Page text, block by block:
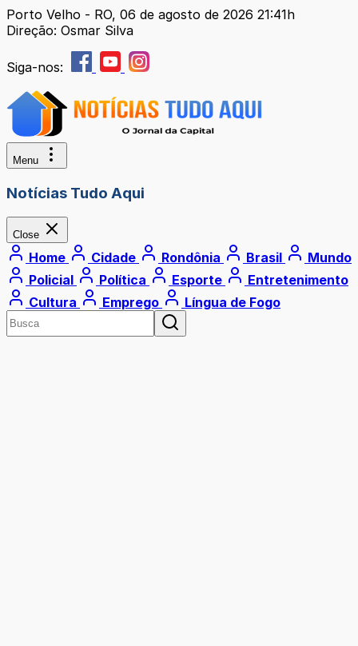
Porto Velho - RO, 06 de agosto de 2026 21:41h
Direção: Osmar Silva
Siga-nos:
Menu
Notícias Tudo Aqui
Close
Home Cidade Rondônia Brasil
Mundo
Policial
Política Esporte
Entretenimento
Cultura
Emprego Língua de Fogo